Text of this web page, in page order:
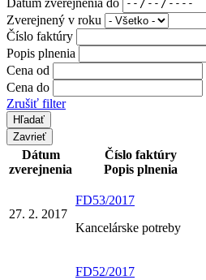
Zverejnený v roku
Číslo faktúry
Popis plnenia
Cena od
Cena do
Zrušiť filter
Zavrieť
Dátum
zverejnenia
Číslo faktúry
Popis plnenia
27. 2. 2017
FD53/2017
Kancelárske potreby
FD52/2017